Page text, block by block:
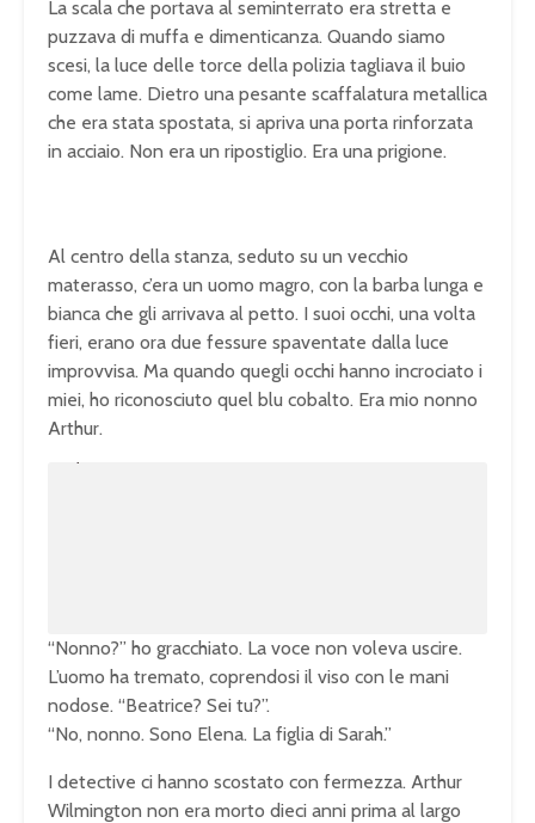
La scala che portava al seminterrato era stretta e
puzzava di muffa e dimenticanza. Quando siamo
scesi, la luce delle torce della polizia tagliava il buio
come lame. Dietro una pesante scaffalatura metallica
che era stata spostata, si apriva una porta rinforzata
in acciaio. Non era un ripostiglio. Era una prigione.
Al centro della stanza, seduto su un vecchio
materasso, c’era un uomo magro, con la barba lunga e
bianca che gli arrivava al petto. I suoi occhi, una volta
fieri, erano ora due fessure spaventate dalla luce
improvvisa. Ma quando quegli occhi hanno incrociato i
miei, ho riconosciuto quel blu cobalto. Era mio nonno
Arthur.
“Nonno?” ho gracchiato. La voce non voleva uscire.
L’uomo ha tremato, coprendosi il viso con le mani
nodose. “Beatrice? Sei tu?”.
“No, nonno. Sono Elena. La figlia di Sarah.”
I detective ci hanno scostato con fermezza. Arthur
Wilmington non era morto dieci anni prima al largo